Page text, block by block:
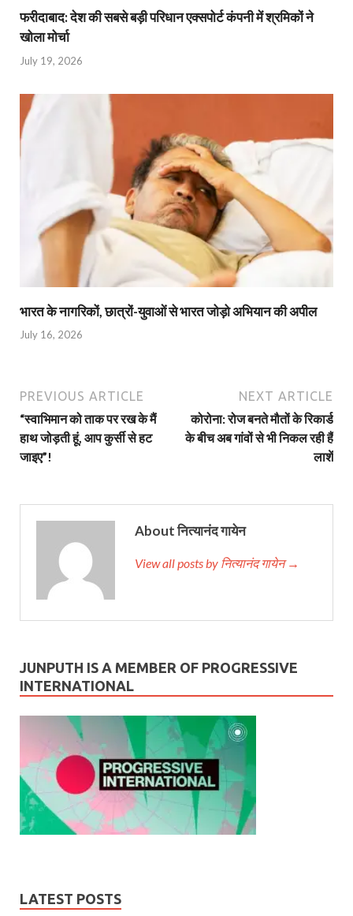
फरीदाबाद: देश की सबसे बड़ी परिधान एक्सपोर्ट कंपनी में श्रमिकों ने
खोला मोर्चा
July 19, 2026
भारत के नागरिकों, छात्रों-युवाओं से भारत जोड़ो अभियान की अपील
July 16, 2026
PREVIOUS ARTICLE
“स्वाभिमान को ताक पर रख के मैं
हाथ जोड़ती हूं, आप कुर्सी से हट
जाइए”!
NEXT ARTICLE
कोरोना: रोज बनते मौतों के रिकार्ड
के बीच अब गांवों से भी निकल रही हैं
लाशें
About नित्यानंद गायेन
View all posts by नित्यानंद गायेन →
JUNPUTH IS A MEMBER OF PROGRESSIVE
INTERNATIONAL
LATEST POSTS